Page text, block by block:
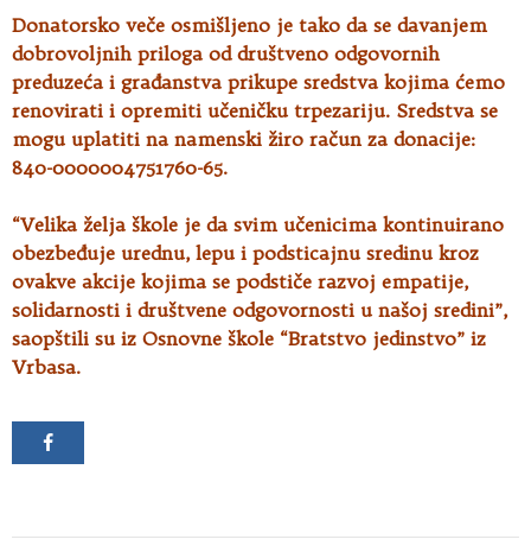
Donatorsko veče osmišljeno je tako da se davanjem
dobrovoljnih priloga od društveno odgovornih
preduzeća i građanstva prikupe sredstva kojima ćemo
renovirati i opremiti učeničku trpezariju. Sredstva se
mogu uplatiti na namenski žiro račun za donacije:
840-0000004751760-65.
“Velika želja škole je da svim učenicima kontinuirano
obezbeđuje urednu, lepu i podsticajnu sredinu kroz
ovakve akcije kojima se podstiče razvoj empatije,
solidarnosti i društvene odgovornosti u našoj sredini”,
saopštili su iz Osnovne škole “Bratstvo jedinstvo” iz
Vrbasa.